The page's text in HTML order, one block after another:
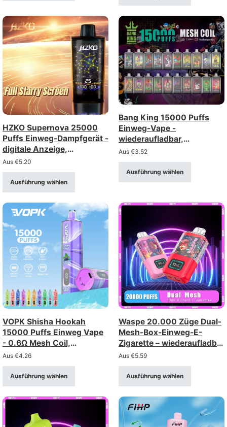
HZKO Supernova 25000
Puffs Einweg-Dampfgerät -
digitale Anzeige,
einstellbare Luftstrom,
Mesh-Spule
Aus €5.20
Ausführung wählen
Bang King 15000 Puffs
Einweg-Vape -
wiederaufladbar,
einstellbarer Luftstrom
Aus €3.52
Ausführung wählen
VOPK Shisha Hookah
15000 Puffs Einweg Vape
- 0.6Ω Mesh Coil,
wiederaufladbar
Aus €4.26
Ausführung wählen
Waspe 20.000 Züge Dual-
Mesh-Box-Einweg-E-
Zigarette – wiederaufladbar
mit LCD-Display (Stärke 0-
5%)
Aus €5.59
Ausführung wählen